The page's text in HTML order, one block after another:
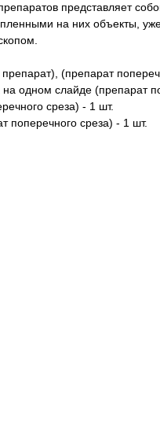
представляет
на них объекты,
(препарат
одном слайде (препарат
среза) - 1 шт.
поперечного среза) - 1 шт.